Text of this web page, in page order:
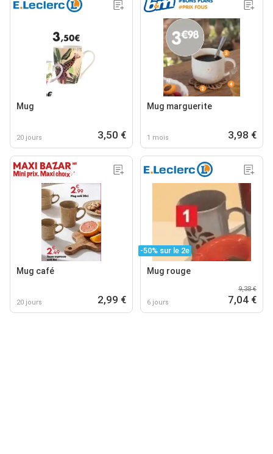
Mug
20 jours 3,50 €
Mug marguerite
1 mois 3,98 €
Mug café
20 jours 2,99 €
-50% sur le 2e
Mug rouge
6 jours
9,38 €
7,04 €